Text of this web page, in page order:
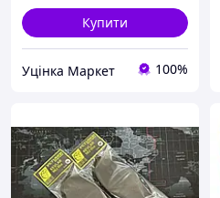
Купити
Уцінка Маркет 100%